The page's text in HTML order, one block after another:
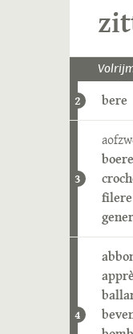
2 bere
3
filere
4